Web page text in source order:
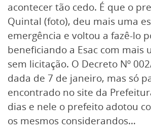
acontecer tão cedo. É que o
Quintal (foto), deu mais uma
emergência e voltou a fazê-lo
beneficiando a Esac com mais
sem licitação. O Decreto Nº
dada de 7 de janeiro, mas só
encontrado no site da
dias e nele o prefeito adotou
os mesmos considerandos…